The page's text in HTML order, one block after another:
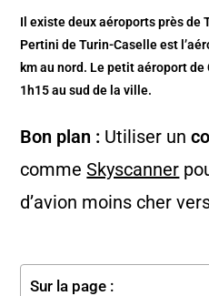
Il existe deux aéroports près de
Pertini de Turin-Caselle est
km au nord. Le petit aéroport
1h15 au sud de la ville.
Bon plan : Utiliser un
commeSkyscanner
d’avion moins cher
Sur la page :